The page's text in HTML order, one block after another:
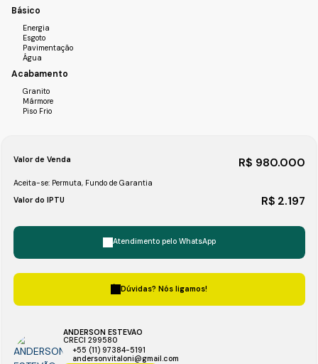
Básico
Energia
Esgoto
Pavimentação
Água
Acabamento
Granito
Mármore
Piso Frio
R$ 980.000
Valor de Venda
Aceita-se: Permuta, Fundo de Garantia
Valor do IPTU
R$ 2.197
Atendimento pelo WhatsApp
Dúvidas? Nós ligamos!
ANDERSON ESTEVÃO
CRECI 299580
+55 (11) 97384-5191
andersonvitaloni@gmail.com